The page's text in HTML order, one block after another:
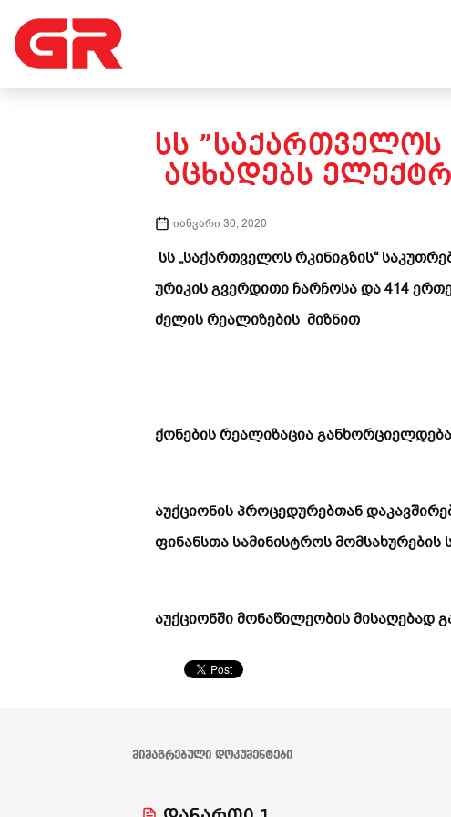
ᲡᲡ
ᲐᲪᲮᲐᲓᲔᲑᲡ
იანვარი 30, 2020
სს „საქართველოს რკინიგზის“
ურიკის გვერდითი ჩარჩოსა და 414
ძელის რეალიზების მიზნით
ქონების რეალიზაცია
აუქციონის პროცედურებთან
ფინანსთა სამინისტროს მომსახურების
აუქციონში მონაწილეობის მისაღებად
ᲛᲘᲛᲐᲒᲠᲔᲑᲣᲚᲘ ᲓᲝᲙᲣᲛᲔᲜᲢᲔᲑᲘ